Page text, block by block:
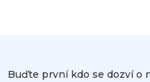
Buďte první kdo se dozví o